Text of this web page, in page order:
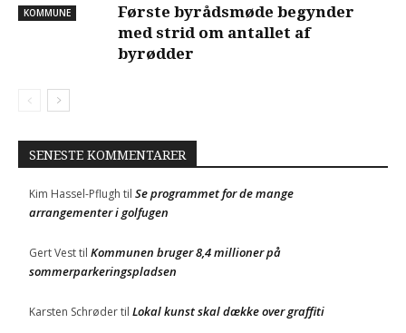
KOMMUNE
Første byrådsmøde begynder
med strid om antallet af
byrødder
SENESTE KOMMENTARER
Kim Hassel-Pflugh til Se programmet for de mange
arrangementer i golfugen
Gert Vesttil Kommunen bruger 8,4 millioner på
sommerparkeringspladsen
Karsten Schrødertil Lokal kunst skal dække over graffiti